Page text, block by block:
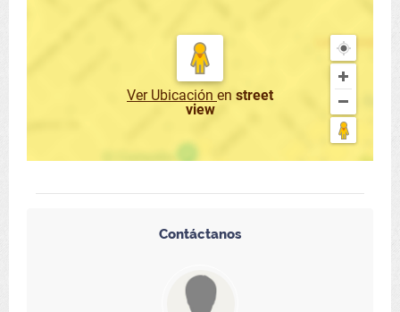
Ver Ubicación en street
view
Contáctanos